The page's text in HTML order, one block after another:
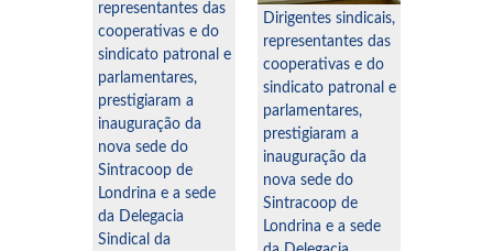
representantes das
cooperativas e do
sindicato patronal e
parlamentares,
prestigiaram a
inauguração da
nova sede do
Sintracoop de
Londrina e a sede
da Delegacia
Sindical da
Dirigentes sindicais,
representantes das
cooperativas e do
sindicato patronal e
parlamentares,
prestigiaram a
inauguração da
nova sede do
Sintracoop de
Londrina e a sede